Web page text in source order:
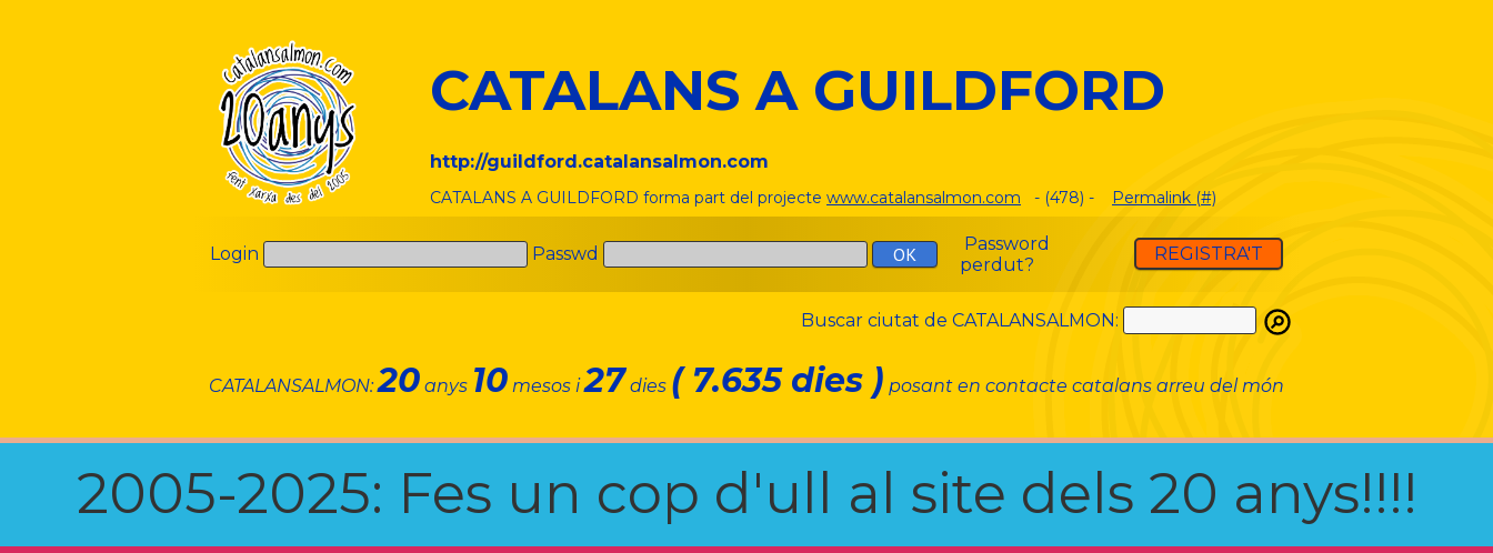
CATALANS A GUILDFORD
http://guildford.catalansalmon.com
CATALANS A GUILDFORD forma part del projecte www.catalansalmon.com - (478) - Permalink (#)
Login Passwd
Password
perdut?
REGISTRA'T
Buscar ciutat de CATALANSALMON:
CATALANSALMON:20 anys 10 mesos i27 dies ( 7.635 dies ) posant en contacte catalans arreu del món
2005-2025: Fes un cop d'ull al site dels 20 anys!!!!